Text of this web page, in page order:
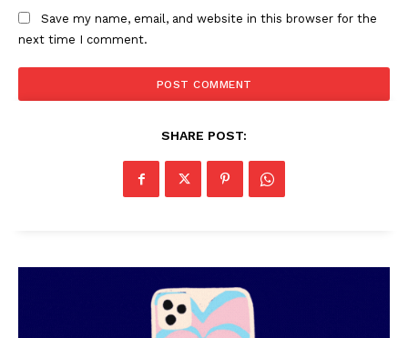
Save my name, email, and website in this browser for the
next time I comment.
SHARE POST: